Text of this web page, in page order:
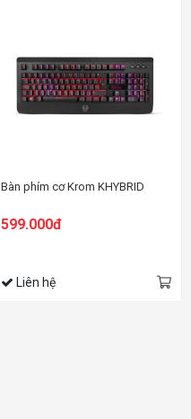
Bàn phím cơ Krom KHYBRID
599.000đ
Liên hệ